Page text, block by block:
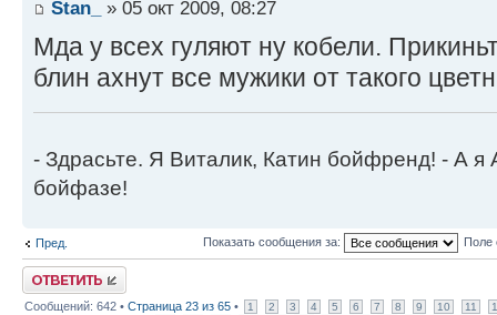
Stan_ » 05 окт 2009, 08:27
Мда у всех гуляют ну кобели.
блин ахнут все мужики от такого
- Здрасьте. Я Виталик, Катин бойфренд! - А я
бойфазе!
Пред. Показать сообщения за: Поле
Ответить
Сообщений: 642 • Страница 23 из 65 • 1 2 3 4 5 6 7 8 9 10 11